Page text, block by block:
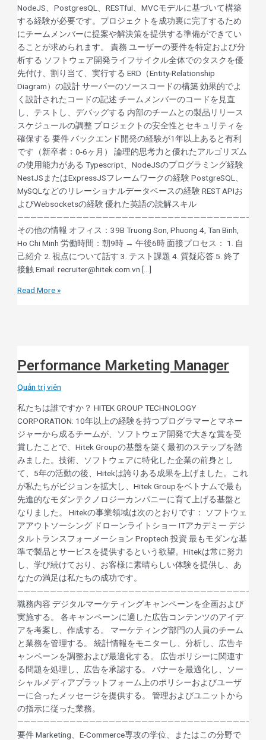
NodeJS、PostgresQL、RESTful、MVCモデルに基づいて構築
する経験が必要です。プロジェクトを成功裏に完了するため
にチームメンバーに提案や解決策を提供する準備ができてい
ることが求められます。 責務 ユーザーの要件を特定および分
析する ソフトウェア開発ライフサイクル全体でのタスクを優
先付け、割り当て、実行する ERD（Entity-Relationship
Diagram）の設計 サーバーのソースコードの構築 効果的でよ
く設計されたコードの記述 チームメンバーのコードを見直
し、テストし、デバッグする 内部のチームとの製品リリース
スケジュールの調整 プロジェクトの安全性とセキュリティを
確保する 要件 バックエンド開発の経験が1年以上あると有利
です（新卒者：0-6ヶ月） 論理的思考力と優れたアルゴリズム
の使用能力がある Typescript、NodeJSのプログラミング経験
NestJSまたはExpressJSフレームワークの経験 PostgreSQL、
MySQLなどのリレーショナルデータベースの経験 REST APIお
よびWebsocketsの経験 優れた英語の読解スキル
その他の情報 オフィス：39B Truong Son, Phuong 4, Tan Binh,
Ho Chi Minh 労働時間：朝9時 → 午後6時 面接プロセス： 1. 自
己紹介 2. 視点について話す 3. テスト課題 4. 質疑応答 5. 終了
接触 Email: recruiter@hitek.com.vn […]
Read More »
Performance Marketing Manager
Quản trị viên
私たちは誰ですか？ HITEK GROUP TECHNOLOGY
CORPORATION: 10年以上の経験を持つプログラマーとマネー
ジャーから成るチームが、ソフトウェア開発で大きな賞を受
賞したことで、Hitek Groupの基盤を築く最初のステップを踏
みました。技術、ソフトウェアに特化した企業の前身とし
て、5年の活動の後、Hitekは誇りある成果を上げました。これ
が私たちがビジョンを拡大し、Hitek Groupをベトナムで最も
先進的なモダンテクノロジーカンパニーに育て上げる基盤と
なりました。 Hitekの事業領域は次のとおりです： ソフトウェ
アアウトソーシング ドローンライトショー ITアカデミー デジ
タルトランスフォーメーション Proptech 投資 最もモダンな基
準で製品とサービスを提供するという欲望。Hitekは常に努力
し、学び続けており、お客様に素晴らしい体験を提供し、あ
なたの満足は私たちの成功です。
職務内容 デジタルマーケティングキャンペーンを企画および
実施する。 各キャンペーンに適した広告コンテンツのアイデ
アを考案し、作成する。 マーケティング部門の人員のチーム
と業務を管理する。 統計情報をモニターし、分析し、広告キ
ャンペーンを調整および最適化する。 広告ポリシーに関連す
る問題を処理し、広告を承認する。 バナーを最適化し、ソー
シャルメディアプラットフォーム上のポリシーおよびユーザ
ーに合ったメッセージを提供する。 管理およびユニットから
の指示に従った業務。
要件 Marketing、E-Commerce専攻の学位、またはこの分野で